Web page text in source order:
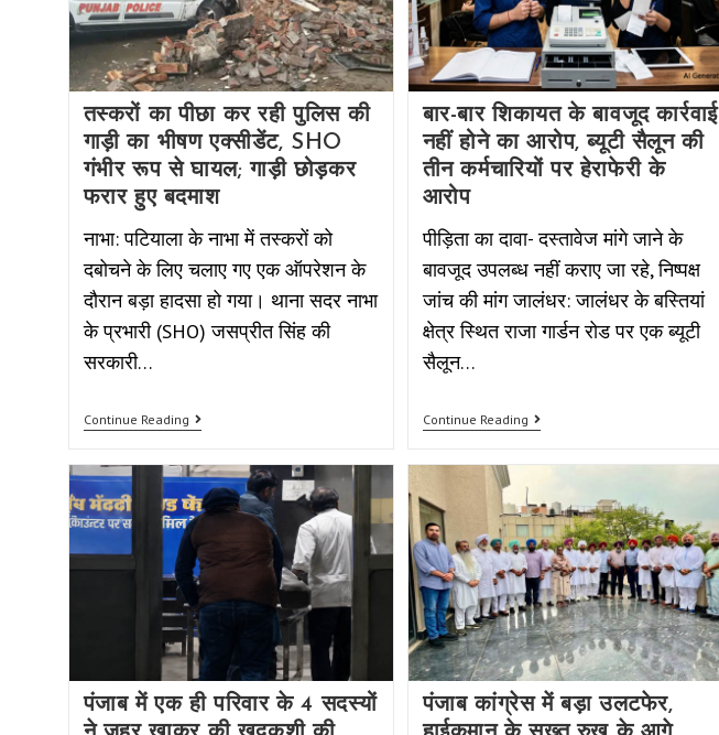
तस्करों का पीछा कर रही पुलिस की
गाड़ी का भीषण एक्सीडेंट, SHO
गंभीर रूप से घायल; गाड़ी छोड़कर
फरार हुए बदमाश
नाभा: पटियाला के नाभा में तस्करों को
दबोचने के लिए चलाए गए एक ऑपरेशन के
दौरान बड़ा हादसा हो गया। थाना सदर नाभा
के प्रभारी (SHO) जसप्रीत सिंह की
सरकारी…
Continue Reading
बार-बार शिकायत के बावजूद कार्रवाई
नहीं होने का आरोप, ब्यूटी सैलून की
तीन कर्मचारियों पर हेराफेरी के
आरोप
पीड़िता का दावा- दस्तावेज मांगे जाने के
बावजूद उपलब्ध नहीं कराए जा रहे, निष्पक्ष
जांच की मांग जालंधर: जालंधर के बस्तियां
क्षेत्र स्थित राजा गार्डन रोड पर एक ब्यूटी
सैलून…
Continue Reading
पंजाब में एक ही परिवार के 4 सदस्यों
पंजाब कांग्रेस में बड़ा उलटफेर,